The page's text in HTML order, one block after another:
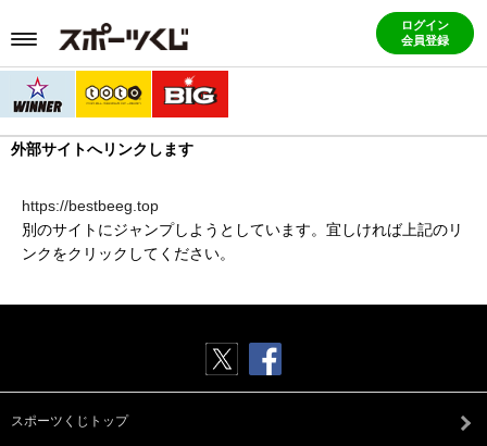
ログイン
会員登録
外部サイトへリンクします
https://bestbeeg.top
別のサイトにジャンプしようとしています。宜しければ上記のリ
ンクをクリックしてください。
スポーツくじトップ